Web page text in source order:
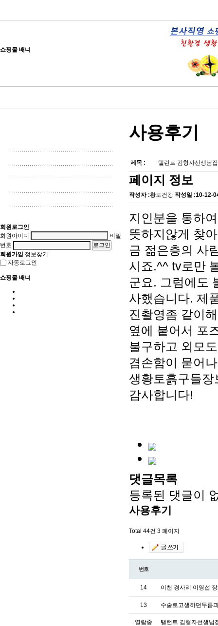
쇼핑몰 배너
회원로그인
회원아이디
비밀
번호
회원가입 정보찾기
자동로그인
쇼핑몰 배너
사용후기
제목 : 탤런트 김형자선생님
페이지 정보
작성자 :황토건강 작성일 :10-12-
지인분을 통하
뜻하지않게 찾
금 젊은층의 사
시죠.^^ tv로만
군요. 그럼에도
사했습니다. 제
진촬영좀 같이
옆에 붙어서 포
불구하고 외모
겸손함이 묻어
생황토흙구들
감사합니다!
댓글목록
등록된 댓글이
사용후기
Total 44건 3 페이지
번호
14 이천 경사리 이영섭
13 수술로고생하던무릅
열람중 탤런트 김형자선생님